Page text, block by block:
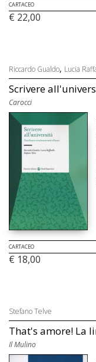
CARTACEO
€ 22,00
Riccardo Gualdo, Lucia
Scrivere
Carocci
CARTACEO
€ 18,00
Stefano Telve
That's amore! La
Il Mulino